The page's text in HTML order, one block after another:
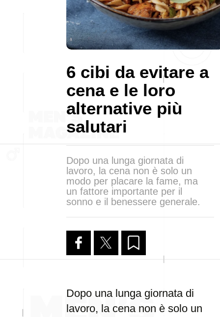
6 cibi da evitare a
cena e le loro
alternative più
salutari
Dopo una lunga giornata di
lavoro, la cena non è solo un
modo per placare la fame, ma
un fattore importante per il
sonno e il benessere generale.
Dopo una lunga giornata di
lavoro, la cena non è solo un